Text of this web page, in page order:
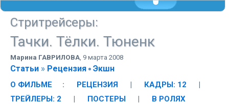
Стритрейсеры:
Тачки. Тёлки. Тюненк
Марина ГАВРИЛОВА, 9 марта 2008
Статьи » Рецензия Экшн
О ФИЛЬМЕ : РЕЦЕНЗИЯ | КАДРЫ: 12
|
ТРЕЙЛЕРЫ: 2
| ПОСТЕРЫ |
В РОЛЯХ